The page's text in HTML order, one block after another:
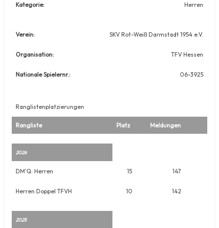
Kategorie: Herren
Verein: SKV Rot-Weiß Darmstadt 1954 e.V.
Organisation: TFV Hessen
Nationale Spielernr.: 06-3925
Ranglistenplatzierungen
Rangliste Platz Meldungen
2026
DM'Q: Herren 15 147
Herren Doppel TFVH 10 142
2025